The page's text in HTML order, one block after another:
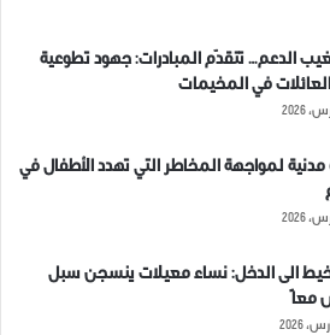
الدعم… تتقدّم المبادرات: جهود تطوعية
في المخيمات
مدنية لمواجهة المخاطر التي تهدد الأطفال في
الى الدخل: نساء معيلات ينسجن سبل
معاً